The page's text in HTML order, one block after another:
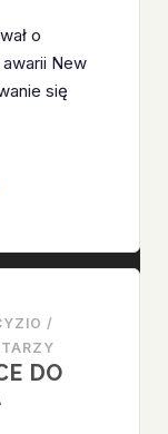
o
New
się
/
DO